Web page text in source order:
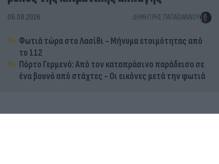
06.08.2026 ΔΗΜΉΤΡΗΣ ΠΑΠΑΪΩΆΝΝΟΥ
Φωτιά τώρα στο Λασίθι - Μήνυμα ετοιμότητας από
το 112
Πόρτο Γερμενό: Από τον καταπράσινο παράδεισο σε
ένα βουνό από στάχτες - Οι εικόνες μετά την φωτιά